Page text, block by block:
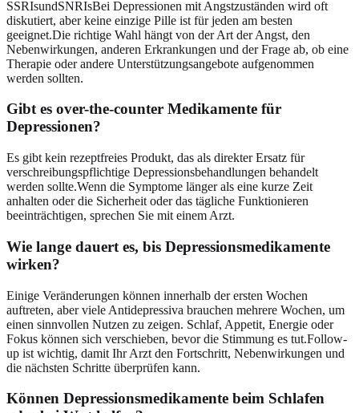
SSRIsundSNRIsBei Depressionen mit Angstzuständen wird oft
diskutiert, aber keine einzige Pille ist für jeden am besten
geeignet.Die richtige Wahl hängt von der Art der Angst, den
Nebenwirkungen, anderen Erkrankungen und der Frage ab, ob eine
Therapie oder andere Unterstützungsangebote aufgenommen
werden sollten.
Gibt es over-the-counter Medikamente für
Depressionen?
Es gibt kein rezeptfreies Produkt, das als direkter Ersatz für
verschreibungspflichtige Depressionsbehandlungen behandelt
werden sollte.Wenn die Symptome länger als eine kurze Zeit
anhalten oder die Sicherheit oder das tägliche Funktionieren
beeinträchtigen, sprechen Sie mit einem Arzt.
Wie lange dauert es, bis Depressionsmedikamente
wirken?
Einige Veränderungen können innerhalb der ersten Wochen
auftreten, aber viele Antidepressiva brauchen mehrere Wochen, um
einen sinnvollen Nutzen zu zeigen. Schlaf, Appetit, Energie oder
Fokus können sich verschieben, bevor die Stimmung es tut.Follow-
up ist wichtig, damit Ihr Arzt den Fortschritt, Nebenwirkungen und
die nächsten Schritte überprüfen kann.
Können Depressionsmedikamente beim Schlafen